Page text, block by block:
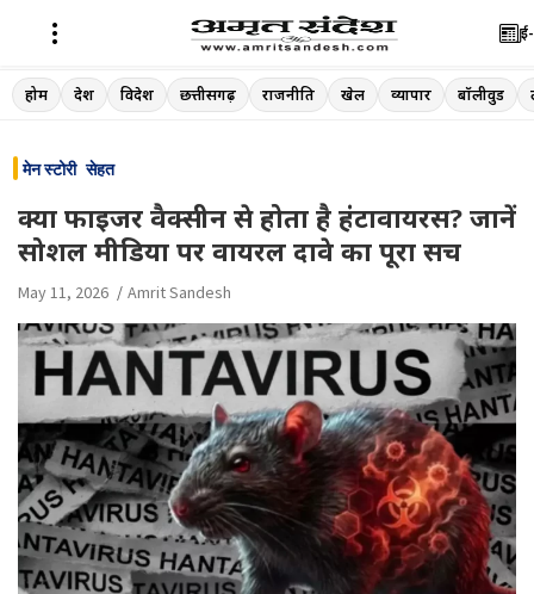
Skip
to
होम देश विदेश छत्तीसगढ़ राजनीति खेल व्यापार बॉलीवुड
मेन स्टोरी सेहत
क्या फाइजर वैक्सीन से होता है हंटावायरस? जानें
सोशल मीडिया पर वायरल दावे का पूरा सच
May 11, 2026 Amrit Sandesh